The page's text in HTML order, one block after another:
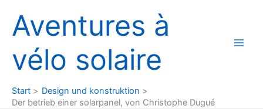
Inhalt
springen
Aventures à
vélo solaire
Start
Design und konstruktion
Der betrieb einer solarpanel, von Christophe Dugué